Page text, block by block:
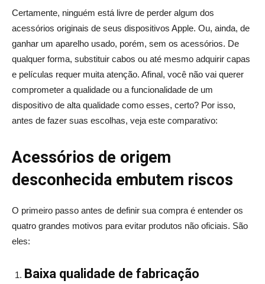
Certamente, ninguém está livre de perder algum dos
acessórios originais de seus dispositivos Apple. Ou, ainda, de
ganhar um aparelho usado, porém, sem os acessórios. De
qualquer forma, substituir cabos ou até mesmo adquirir capas
e películas requer muita atenção. Afinal, você não vai querer
comprometer a qualidade ou a funcionalidade de um
dispositivo de alta qualidade como esses, certo? Por isso,
antes de fazer suas escolhas, veja este comparativo:
Acessórios de origem
desconhecida embutem riscos
O primeiro passo antes de definir sua compra é entender os
quatro grandes motivos para evitar produtos não oficiais. São
eles:
Baixa qualidade de fabricação